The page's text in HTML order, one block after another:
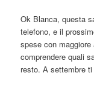
Ok Blanca, questa
telefono, e il
spese con
comprendere quali
resto. A settembre